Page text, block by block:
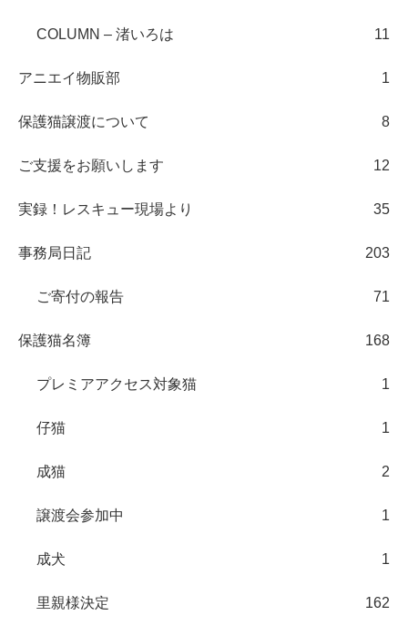
COLUMN – 渚いろは 11
アニエイ物販部 1
保護猫譲渡について 8
ご支援をお願いします 12
実録！レスキュー現場より 35
事務局日記 203
ご寄付の報告 71
保護猫名簿 168
プレミアアクセス対象猫 1
仔猫 1
成猫 2
譲渡会参加中 1
成犬 1
里親様決定 162